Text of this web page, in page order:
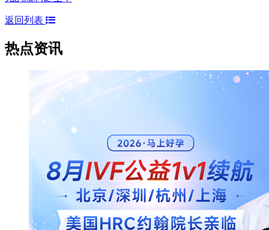
返回列表
热点资讯